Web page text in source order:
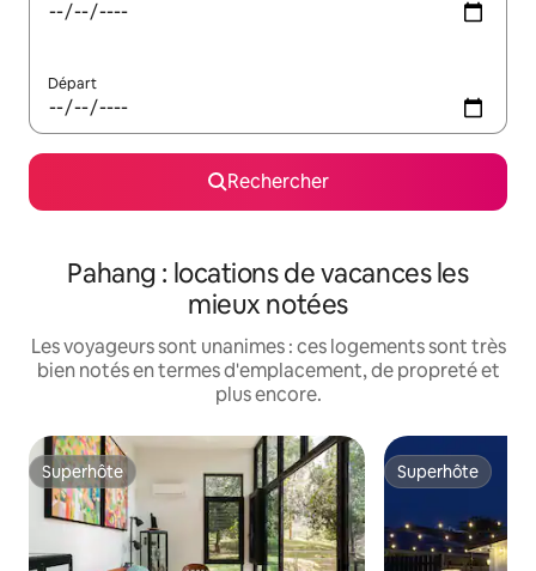
Départ
Rechercher
Pahang : locations de vacances les
mieux notées
Les voyageurs sont unanimes : ces logements sont très
bien notés en termes d'emplacement, de propreté et
plus encore.
Superhôte
Superhôte Superhôte
Superhôte